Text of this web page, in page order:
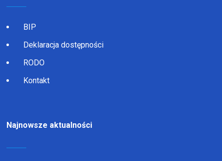
BIP
Deklaracja dostępności
RODO
Kontakt
Najnowsze aktualności